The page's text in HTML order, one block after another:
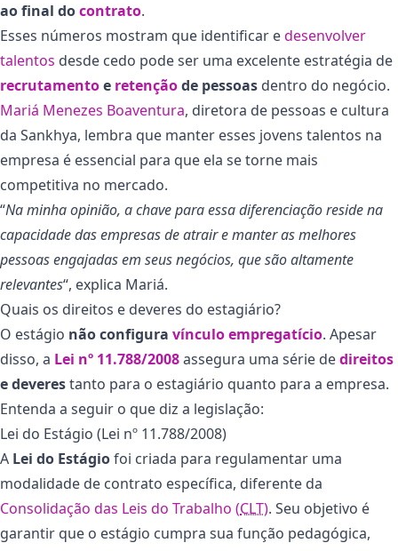
ao final docontrato.
Esses números mostram que identificar edesenvolver
talentos desde cedo pode ser uma excelente estratégia de
recrutamentoe retençãode pessoas dentro do negócio.
Mariá Menezes Boaventura, diretora de pessoas e cultura
da Sankhya, lembra que manter esses jovens talentos na
empresa é essencial para que ela se torne mais
competitiva no mercado.
“Na minha opinião, a chave para essa diferenciação reside na
capacidade das empresas de atrair e manter as melhores
pessoas engajadas em seus negócios, que são altamente
relevantes“, explica Mariá.
Quais os direitos e deveres do estagiário?
O estágio não configura vínculo empregatício. Apesar
disso, a Lei nº 11.788/2008assegura uma série dedireitos
e deverestanto para o estagiário quanto para a empresa.
Entenda a seguir o que diz a legislação:
Lei do Estágio (Lei nº 11.788/2008)
A Lei do Estágiofoi criada para regulamentar uma
modalidade de contrato específica, diferente da
Consolidação das Leis do Trabalho (CLT). Seu objetivo é
garantir que o estágio cumpra sua função pedagógica,